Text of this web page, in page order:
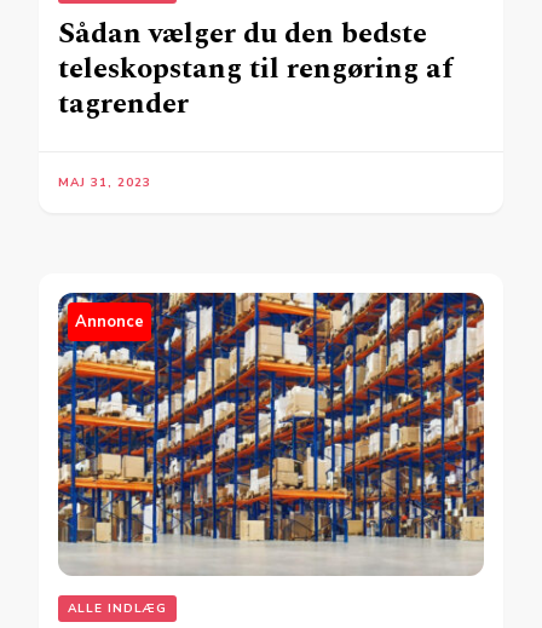
Sådan vælger du den bedste
teleskopstang til rengøring af
tagrender
MAJ 31, 2023
Annonce
ALLE INDLÆG